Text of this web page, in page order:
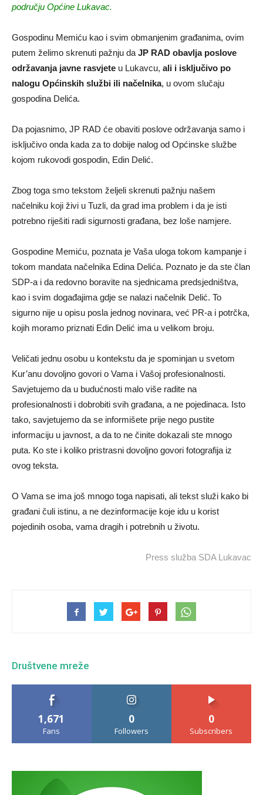
području Općine Lukavac.
Gospodinu Memiću kao i svim obmanjenim građanima, ovim
putem želimo skrenuti pažnju da JP RAD obavlja poslove
održavanja javne rasvjete u Lukavcu, ali i isključivo po
nalogu Općinskih službi ili načelnika, u ovom slučaju
gospodina Delića.
Da pojasnimo, JP RAD će obaviti poslove održavanja samo i
isključivo onda kada za to dobije nalog od Općinske službe
kojom rukovodi gospodin, Edin Delić.
Zbog toga smo tekstom željeli skrenuti pažnju našem
načelniku koji živi u Tuzli, da grad ima problem i da je isti
potrebno riješiti radi sigurnosti građana, bez loše namjere.
Gospodine Memiću, poznata je Vaša uloga tokom kampanje i
tokom mandata načelnika Edina Delića. Poznato je da ste član
SDP-a i da redovno boravite na sjednicama predsjedništva,
kao i svim događajima gdje se nalazi načelnik Delić. To
sigurno nije u opisu posla jednog novinara, već PR-a i potrčka,
kojih moramo priznati Edin Delić ima u velikom broju.
Veličati jednu osobu u kontekstu da je spominjan u svetom
Kur’anu dovoljno govori o Vama i Vašoj profesionalnosti.
Savjetujemo da u budućnosti malo više radite na
profesionalnosti i dobrobiti svih građana, a ne pojedinaca. Isto
tako, savjetujemo da se informišete prije nego pustite
informaciju u javnost, a da to ne činite dokazali ste mnogo
puta. Ko ste i koliko pristrasni dovoljno govori fotografija iz
ovog teksta.
O Vama se ima još mnogo toga napisati, ali tekst služi kako bi
građani čuli istinu, a ne dezinformacije koje idu u korist
pojedinih osoba, vama dragih i potrebnih u životu.
Press služba SDA Lukavac
Društvene mreže
1,671
Fans
0
Followers
0
Subscribers